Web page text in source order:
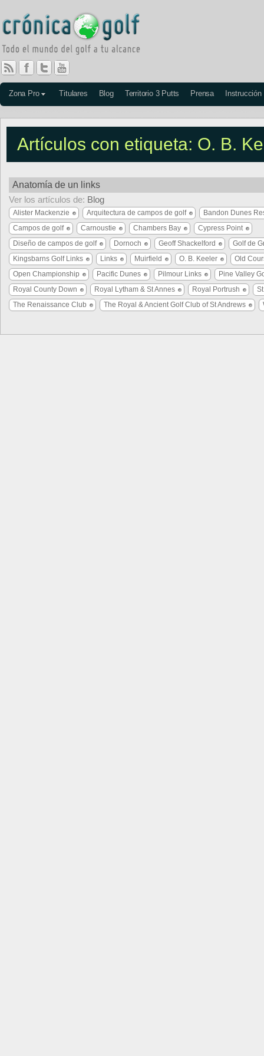
Zona Pro Titulares Blog Territorio 3 Putts Prensa Instrucción
Artículos con etiqueta: O. B.
Anatomía de un links
Ver los artículos de: Blog
Alister Mackenzie Arquitectura de campos de golf
Bandon Dunes
Campos de golf
Carnoustie Chambers Bay
Cypress Point
Diseño de campos de golf
Dornoch Geoff Shackelford
Golf de
Kingsbarns Golf Links
Links Muirfield O. B. Keeler
Old
Open Championship
Pacific Dunes Pilmour Links
Pine Valley
Royal County Down
Royal Lytham & St Annes Royal Portrush
The Renaissance Club
The Royal & Ancient Golf Club of St Andrews